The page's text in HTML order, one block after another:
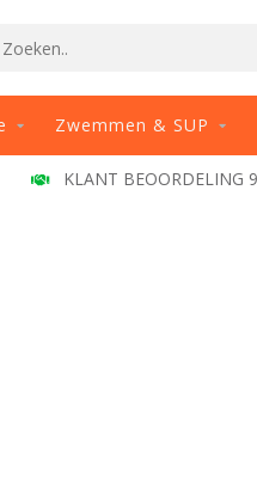
Zwemmen & SUP
9.5